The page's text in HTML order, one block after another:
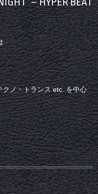
ノ・トランス etc. を中心